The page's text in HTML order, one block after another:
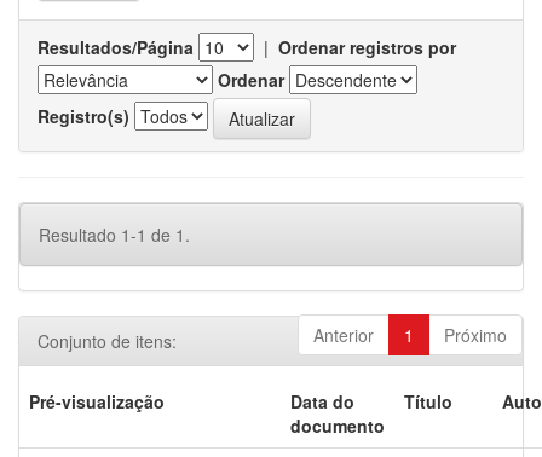
Resultados/Página | Ordenar registros por
Ordenar
Registro(s)
Resultado 1-1 de 1.
Anterior 1 Próximo
Conjunto de itens:
Pré-visualização
Data do
documento
Título